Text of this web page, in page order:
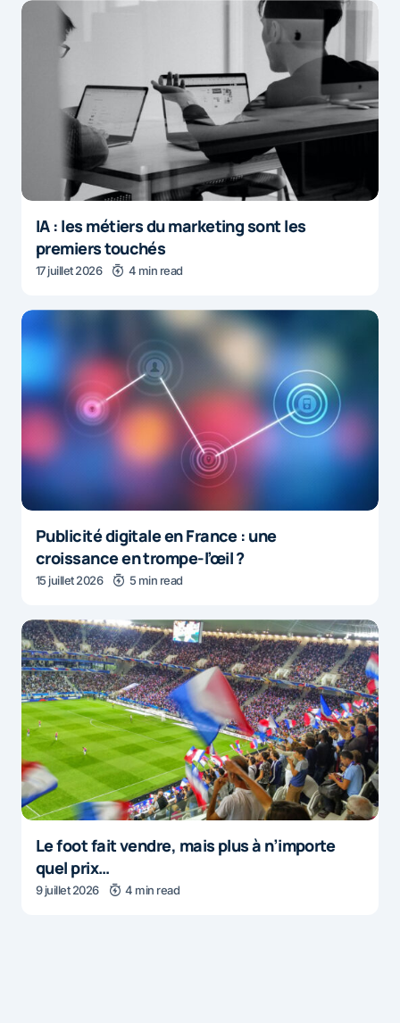
IA : les métiers du marketing sont les
premiers touchés
17 juillet 2026 4 min read
Publicité digitale en France : une
croissance en trompe-l’œil ?
15 juillet 2026 5 min read
Le foot fait vendre, mais plus à n’importe
quel prix…
9 juillet 2026 4 min read